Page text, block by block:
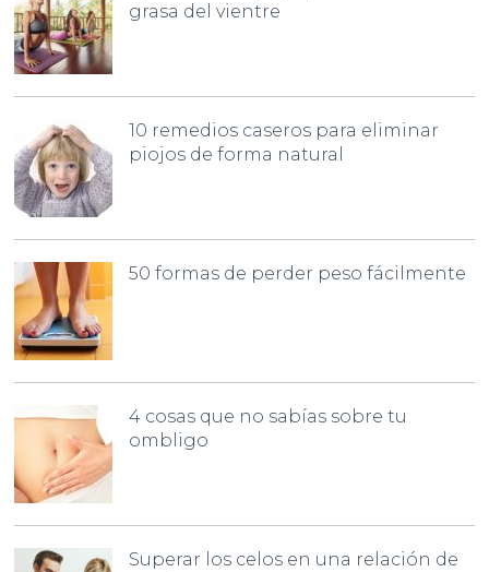
grasa del vientre
10 remedios caseros para eliminar
piojos de forma natural
50 formas de perder peso fácilmente
4 cosas que no sabías sobre tu
ombligo
Superar los celos en una relación de